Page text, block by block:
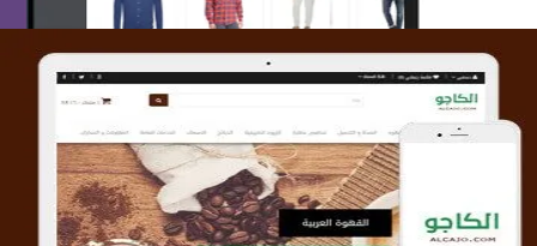
تصميم متجر الكاجو
التفاصيل